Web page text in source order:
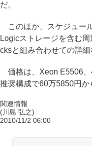
だ。
このほか、スケジュー
Logicストレージを含む
cksと組み合わせての詳細
価格は、Xeon E5506、
推奨構成で60万5850円か
関連情報
(川島 弘之)
2010/11/2 06:00